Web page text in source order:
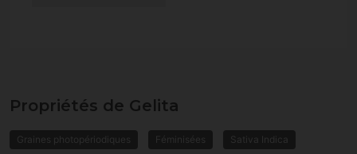
Propriétés de Gelita
Graines photopériodiques Féminisées Sativa Indica